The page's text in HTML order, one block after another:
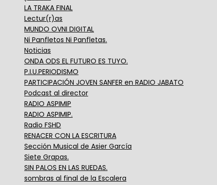
LA TRAKA FINAL
Lectur(r)as
MUNDO OVNI DIGITAL
Ni Panfletos Ni Panfletas.
Noticias
ONDA ODS EL FUTURO ES TUYO.
P.I.U.PERIODISMO
PARTICIPACIÓN JOVEN SANFER en RADIO JABATO
Podcast al director
RADIO ASPIMIP
RADIO ASPIMIP.
Radio FSHD
RENACER CON LA ESCRITURA
Sección Musical de Asier García
Siete Grapas.
SIN PALOS EN LAS RUEDAS.
sombras al final de la Escalera